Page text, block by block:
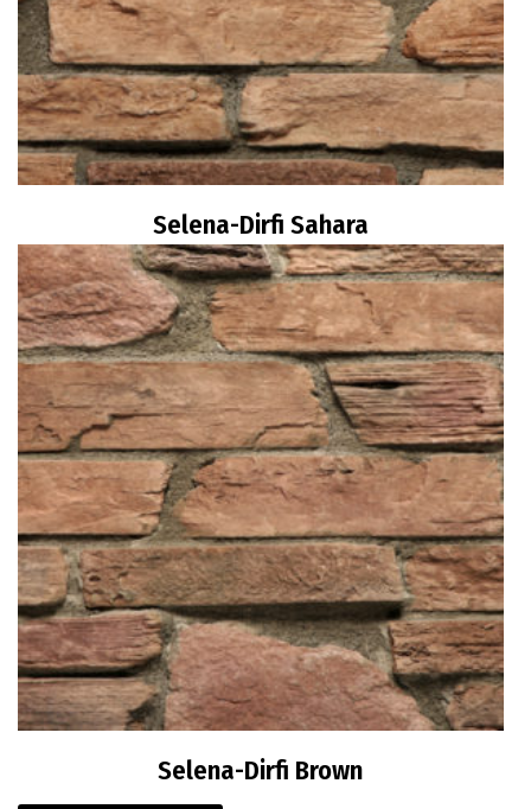
Selena-Dirfi Sahara
Διαβάστε περισσότερα
Selena-Dirfi Brown